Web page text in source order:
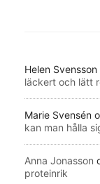
Helen Svensson
läckert och lätt
Marie Svensén
kan man hålla
Anna Jonasson
proteinrik